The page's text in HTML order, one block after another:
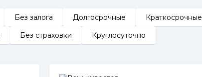
Без залога Долгосрочные Краткосрочные
Без страховки Круглосуточно